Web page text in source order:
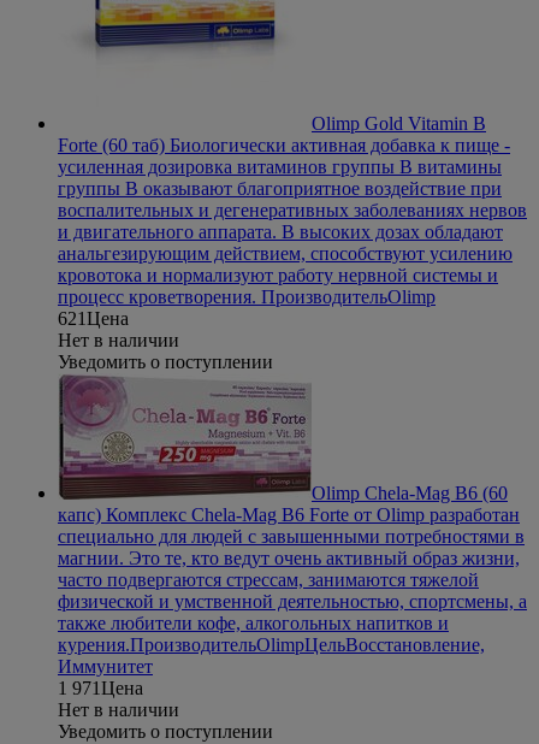
Olimp Gold Vitamin B
Forte (60 таб) Биологически активная добавка к пище -
усиленная дозировка витаминов группы В витамины
группы В оказывают благоприятное воздействие при
воспалительных и дегенеративных заболеваниях нервов
и двигательного аппарата. В высоких дозах обладают
анальгезирующим действием, способствуют усилению
кровотока и нормализуют работу нервной системы и
процесс кроветворения. ПроизводительOlimp
621Цена
Нет в наличии
Уведомить о поступлении
Olimp Chela-Mag B6 (60
капс) Комплекс Chela-Mag B6 Forte от Olimp разработан
специально для людей с завышенными потребностями в
магнии. Это те, кто ведут очень активный образ жизни,
часто подвергаются стрессам, занимаются тяжелой
физической и умственной деятельностью, спортсмены, а
также любители кофе, алкогольных напитков и
курения.ПроизводительOlimpЦельВосстановление,
Иммунитет
1 971Цена
Нет в наличии
Уведомить о поступлении